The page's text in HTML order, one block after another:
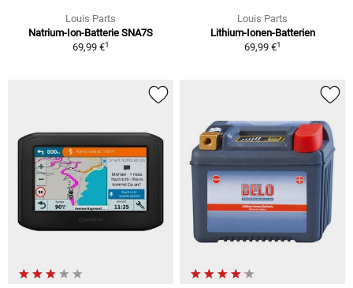
Louis Parts
Natrium-Ion-Batterie SNA7S
69,99 €1
Louis Parts
Lithium-Ionen-Batterien
69,99 €1